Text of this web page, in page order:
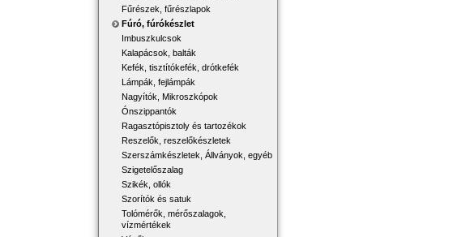
Fűrészek, fűrészlapok
Fúró, fúrókészlet
Imbuszkulcsok
Kalapácsok, balták
Kefék, tisztítókefék, drótkefék
Lámpák, fejlámpák
Nagyítók, Mikroszkópok
Ónszippantók
Ragasztópisztoly és tartozékok
Reszelők, reszelőkészletek
Szerszámkészletek, Állványok, egyéb
Szigetelőszalag
Szikék, ollók
Szorítók és satuk
Tolómérők, mérőszalagok,
vízmértékek